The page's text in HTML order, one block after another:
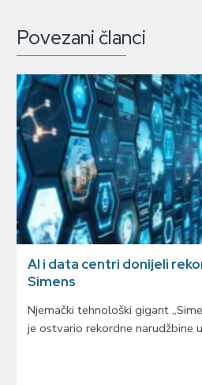
Povezani članci
AI i data centri donijeli
Simens
Njemački tehnološki gigant
je ostvario rekordne narudžbine